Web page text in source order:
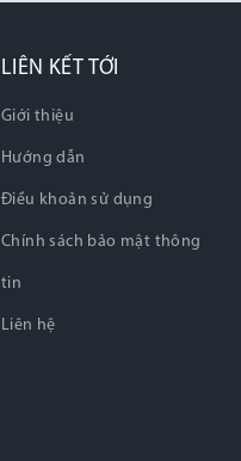
LIÊN KẾT TỚI
Giới thiệu
Hướng dẫn
Điều khoản sử dụng
Chính sách bảo mật thông
tin
Liên hệ